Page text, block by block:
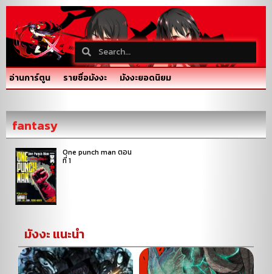
อ่านการ์ตูน รายชื่อมังงะ มังงะยอดนิยม
fantasy
One punch man ตอน
ที่ 1
มังงะ แนะนำ